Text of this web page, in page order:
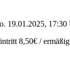
19.01.2025, 17:30
8,50€ /